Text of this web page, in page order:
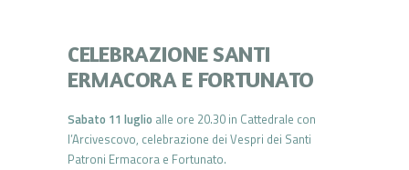
CELEBRAZIONE SANTI
ERMACORA E FORTUNATO
Sabato 11 luglio alle ore 20.30 in Cattedrale con
l’Arcivescovo, celebrazione dei Vespri dei Santi
Patroni Ermacora e Fortunato.